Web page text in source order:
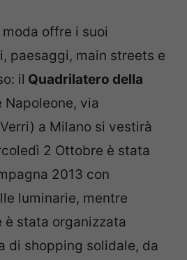
offre i suoi
paesaggi, main streets e
il Quadrilatero della
Napoleone, via
a Milano si vestirà
2 Ottobre è stata
2013 con
luminarie, mentre
è stata organizzata
di shopping solidale, da